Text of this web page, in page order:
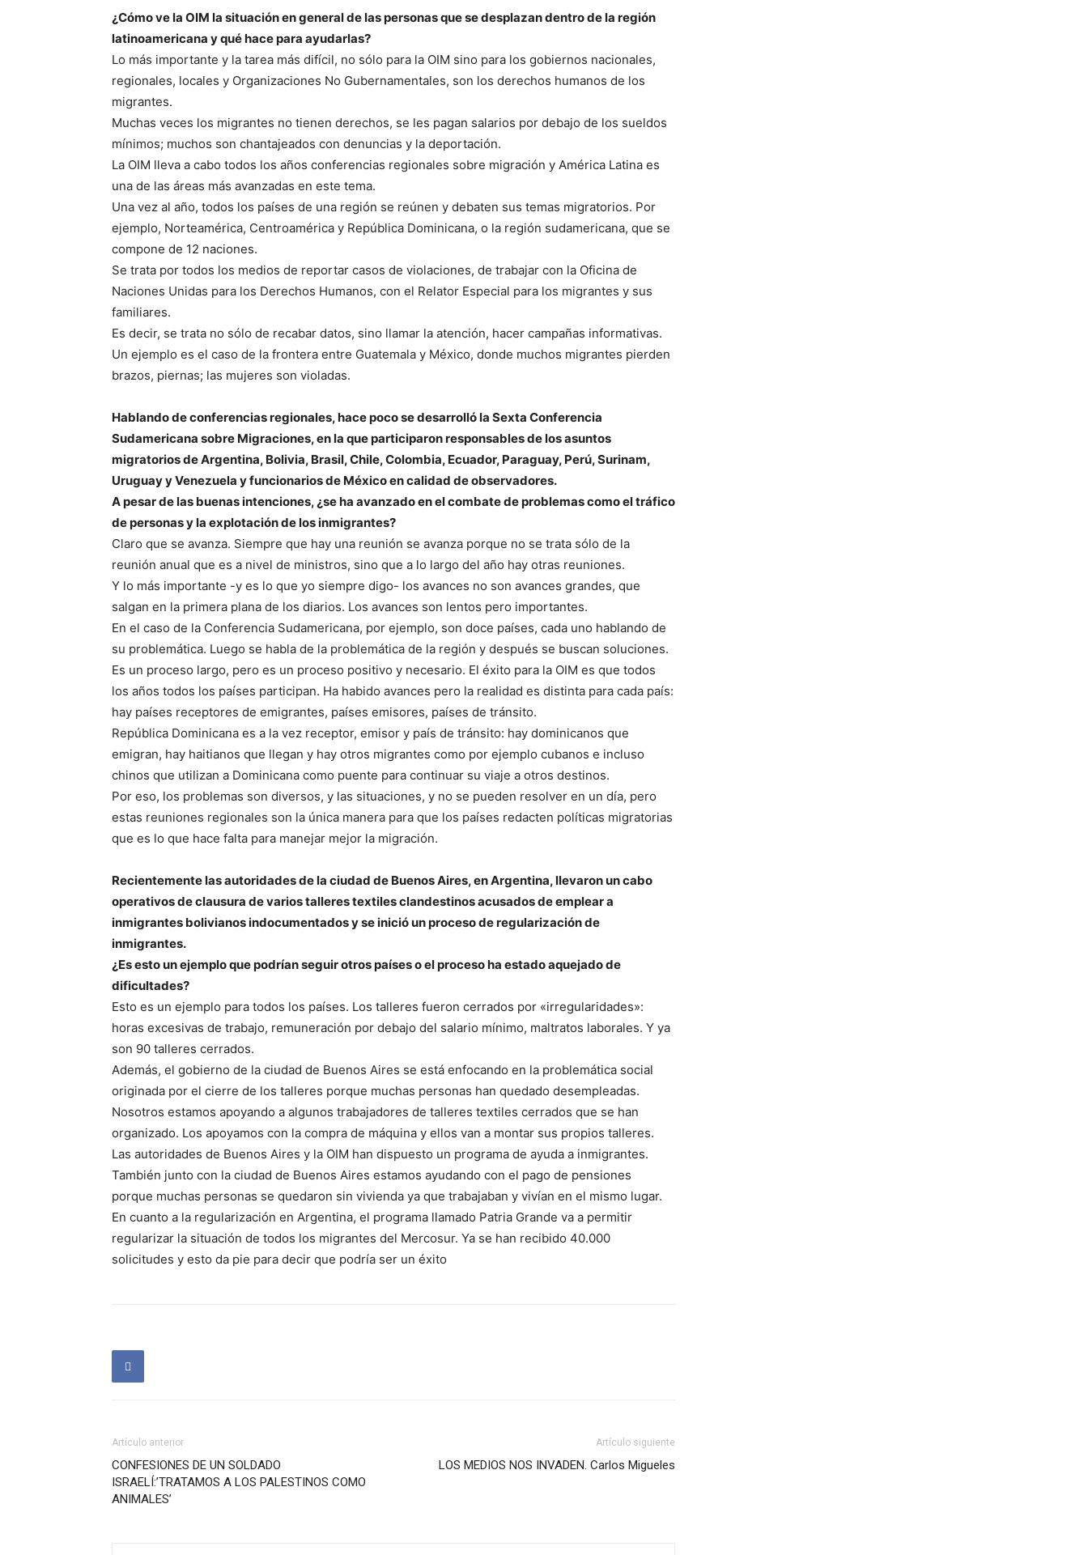
¿Cómo ve la OIM la situación en general de las personas que se desplazan dentro de la región
latinoamericana y qué hace para ayudarlas?
Lo más importante y la tarea más difícil, no sólo para la OIM sino para los gobiernos nacionales,
regionales, locales y Organizaciones No Gubernamentales, son los derechos humanos de los
migrantes.
Muchas veces los migrantes no tienen derechos, se les pagan salarios por debajo de los sueldos
mínimos; muchos son chantajeados con denuncias y la deportación.
La OIM lleva a cabo todos los años conferencias regionales sobre migración y América Latina es
una de las áreas más avanzadas en este tema.
Una vez al año, todos los países de una región se reúnen y debaten sus temas migratorios. Por
ejemplo, Norteamérica, Centroamérica y República Dominicana, o la región sudamericana, que se
compone de 12 naciones.
Se trata por todos los medios de reportar casos de violaciones, de trabajar con la Oficina de
Naciones Unidas para los Derechos Humanos, con el Relator Especial para los migrantes y sus
familiares.
Es decir, se trata no sólo de recabar datos, sino llamar la atención, hacer campañas informativas.
Un ejemplo es el caso de la frontera entre Guatemala y México, donde muchos migrantes pierden
brazos, piernas; las mujeres son violadas.
Hablando de conferencias regionales, hace poco se desarrolló la Sexta Conferencia
Sudamericana sobre Migraciones, en la que participaron responsables de los asuntos
migratorios de Argentina, Bolivia, Brasil, Chile, Colombia, Ecuador, Paraguay, Perú, Surinam,
Uruguay y Venezuela y funcionarios de México en calidad de observadores.
A pesar de las buenas intenciones, ¿se ha avanzado en el combate de problemas como el tráfico
de personas y la explotación de los inmigrantes?
Claro que se avanza. Siempre que hay una reunión se avanza porque no se trata sólo de la
reunión anual que es a nivel de ministros, sino que a lo largo del año hay otras reuniones.
Y lo más importante -y es lo que yo siempre digo- los avances no son avances grandes, que
salgan en la primera plana de los diarios. Los avances son lentos pero importantes.
En el caso de la Conferencia Sudamericana, por ejemplo, son doce países, cada uno hablando de
su problemática. Luego se habla de la problemática de la región y después se buscan soluciones.
Es un proceso largo, pero es un proceso positivo y necesario. El éxito para la OIM es que todos
los años todos los países participan. Ha habido avances pero la realidad es distinta para cada país:
hay países receptores de emigrantes, países emisores, países de tránsito.
República Dominicana es a la vez receptor, emisor y país de tránsito: hay dominicanos que
emigran, hay haitianos que llegan y hay otros migrantes como por ejemplo cubanos e incluso
chinos que utilizan a Dominicana como puente para continuar su viaje a otros destinos.
Por eso, los problemas son diversos, y las situaciones, y no se pueden resolver en un día, pero
estas reuniones regionales son la única manera para que los países redacten políticas migratorias
que es lo que hace falta para manejar mejor la migración.
Recientemente las autoridades de la ciudad de Buenos Aires, en Argentina, llevaron un cabo
operativos de clausura de varios talleres textiles clandestinos acusados de emplear a
inmigrantes bolivianos indocumentados y se inició un proceso de regularización de
inmigrantes.
¿Es esto un ejemplo que podrían seguir otros países o el proceso ha estado aquejado de
dificultades?
Esto es un ejemplo para todos los países. Los talleres fueron cerrados por «irregularidades»:
horas excesivas de trabajo, remuneración por debajo del salario mínimo, maltratos laborales. Y ya
son 90 talleres cerrados.
Además, el gobierno de la ciudad de Buenos Aires se está enfocando en la problemática social
originada por el cierre de los talleres porque muchas personas han quedado desempleadas.
Nosotros estamos apoyando a algunos trabajadores de talleres textiles cerrados que se han
organizado. Los apoyamos con la compra de máquina y ellos van a montar sus propios talleres.
Las autoridades de Buenos Aires y la OIM han dispuesto un programa de ayuda a inmigrantes.
También junto con la ciudad de Buenos Aires estamos ayudando con el pago de pensiones
porque muchas personas se quedaron sin vivienda ya que trabajaban y vivían en el mismo lugar.
En cuanto a la regularización en Argentina, el programa llamado Patria Grande va a permitir
regularizar la situación de todos los migrantes del Mercosur. Ya se han recibido 40.000
solicitudes y esto da pie para decir que podría ser un éxito
Artículo anterior
CONFESIONES DE UN SOLDADO
ISRAELÍ:’TRATAMOS A LOS PALESTINOS COMO
ANIMALES’
Artículo siguiente
LOS MEDIOS NOS INVADEN. Carlos Migueles